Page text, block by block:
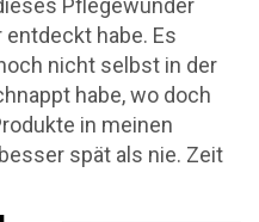
Pflegewunder
habe. Es
nicht selbst in der
habe, wo doch
in meinen
spät als nie. Zeit